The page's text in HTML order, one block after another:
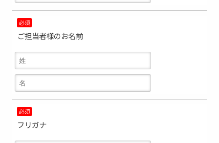
必須
ご担当者様のお名前
必須
フリガナ